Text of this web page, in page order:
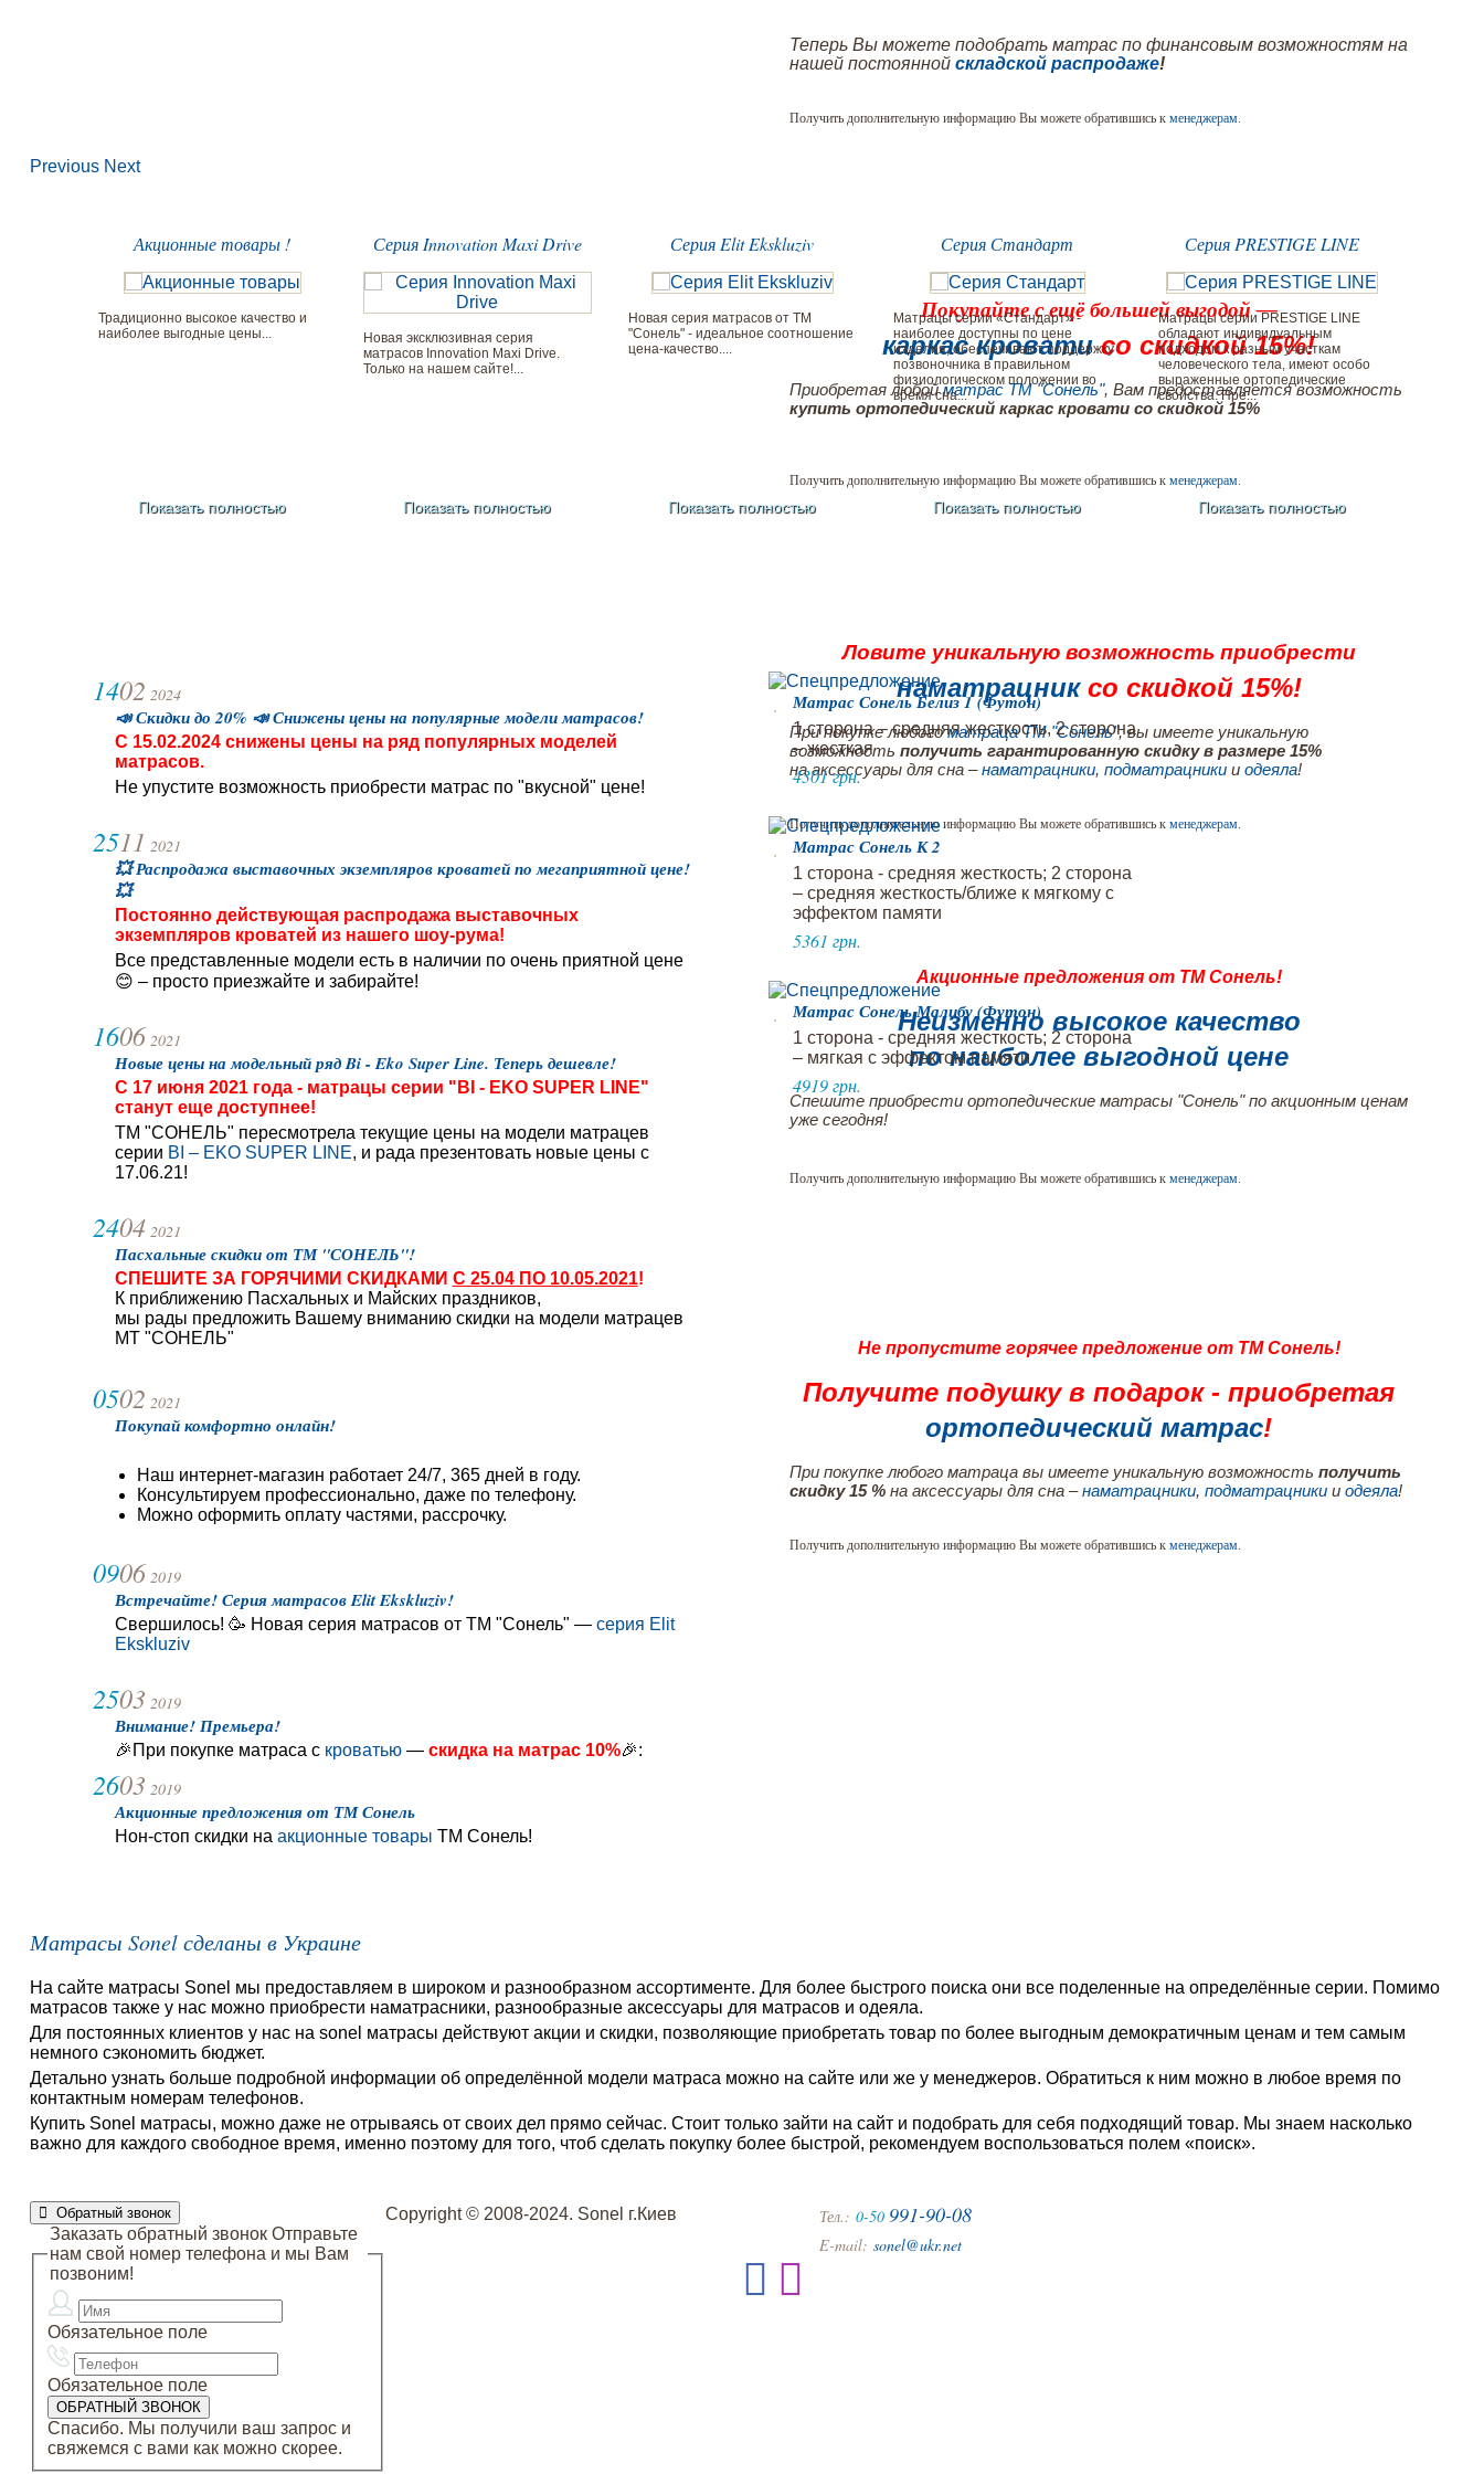
Теперь Вы можете подобрать матрас по финансовым возможностям на
нашей постоянной складской распродаже!
Получить дополнительную информацию Вы можете обратившись кменеджерам
Покупайте с ещё большей выгодой —
каркас кроватисо скидкой 15%!
Приобретая любойматрас ТМ "Сонель", Вам предоставляется возможность
купить ортопедический каркас кровати со скидкой 15%
Получить дополнительную информацию Вы можете обратившись кменеджерам
Ловите уникальную возможность приобрести
наматрацник со скидкой 15%!
При покупке любогоматраца ТМ "Сонель", вы имеете уникальную
возможностьполучить гарантированную скидку в размере 15%
на аксессуары для сна –наматрацники,подматрацники иодеяла!
Получить дополнительную информацию Вы можете обратившись кменеджерам
Акционные предложения от ТМ Сонель!
Неизменно высокое качество
по наиболее выгодной цене
Спешите приобрести ортопедические матрасы "Сонель" по акционным ценам
уже сегодня!
Получить дополнительную информацию Вы можете обратившись кменеджерам
Не пропустите горячее предложение от ТМ Сонель!
Получите подушку в подарок - приобретая
ортопедический матрас!
При покупке любого матраца вы имеете уникальную возможностьполучить
скидку 15 % на аксессуары для сна –наматрацники,подматрацники иодеяла!
Получить дополнительную информацию Вы можете обратившись кменеджерам
Previous Next
Акционные товары
Традиционно высокое качество и
наиболее выгодные цены...
Показать полностью
Серия Innovation Maxi Drive
Новая эксклюзивная серия
матрасов Innovation Maxi Drive.
Только на нашем сайте!...
Показать полностью
Серия Elit Ekskluziv
Новая серия матрасов от ТМ
"Сонель" - идеальное соотношение
цена-качество....
Показать полностью
Серия Стандарт
Матрацы серии «Стандарт» -
наиболее доступны по цене
изделия, обеспечивают поддержку
позвоночника в правильном
физиологическом положении во
время сна...
Показать полностью
Серия PRESTIGE LINE
Матрацы серии PRESTIGE LINE
обладают индивидуальным
подходом к разным участкам
человеческого тела, имеют особо
выраженные ортопедические
свойства. Пре...
Показать полностью
1402 2024
📣 Скидки до 20% 📣 Снижены цены на популярные модели матрасов!
С 15.02.2024 снижены цены на ряд популярных моделей
матрасов.
Не упустите возможность приобрести матрас по "вкусной" цене!
2511 2021
💥 Распродажа выставочных экземпляров кроватей по мегаприятной цене!
💥
Постоянно действующая распродажа выставочных
экземпляров кроватей из нашего шоу-рума!
Все представленные модели есть в наличии по очень приятной цене
😊 – просто приезжайте и забирайте!
1606 2021
Новые цены на модельный ряд Bi - Eko Super Line. Теперь дешевле!
C 17 июня 2021 года - матрацы серии "BI - EKO SUPER LINE"
станут еще доступнее!
ТМ "СОНЕЛЬ" пересмотрела текущие цены на модели матрацев
серии BI – EKO SUPER LINE, и рада презентовать новые цены с
17.06.21!
2404 2021
Пасхальные скидки от ТМ "СОНЕЛЬ"!
СПЕШИТЕ ЗА ГОРЯЧИМИ СКИДКАМИ С 25.04 ПО 10.05.2021!
К приближению Пасхальных и Майских праздников,
мы рады предложить Вашему вниманию скидки на модели матрацев
МТ "СОНЕЛЬ"
0502 2021
Покупай комфортно онлайн!
Наш интернет-магазин работает 24/7, 365 дней в году.
Консультируем профессионально, даже по телефону.
Можно оформить оплату частями, рассрочку.
0906 2019
Встречайте! Серия матрасов Elit Ekskluziv!
Свершилось! 🥳 Новая серия матрасов от ТМ "Сонель" — серия Elit
Ekskluziv
2503 2019
Внимание! Премьера!
🎉При покупке матраса с кроватью — скидка на матрас 10%🎉:
2603 2019
Акционные предложения от ТМ Сонель
Нон-стоп скидки на акционные товары ТМ Сонель!
Матрас Сонель Белиз 1 (Футон)
1 сторона – средняя жесткость, 2 сторона
– жесткая
4301 грн.
Матрас Сонель К 2
1 сторона - средняя жесткость; 2 сторона
– средняя жесткость/ближе к мягкому с
эффектом памяти
5361 грн.
Матрас Сонель Малибу (Футон)
1 сторона - средняя жесткость; 2 сторона
– мягкая с эффектом памяти
4919 грн.
Матрасы Sonel сделаны в Украине
На сайте матрасы Sonel мы предоставляем в широком и разнообразном ассортименте. Для более быстрого поиска они все поделенные на определённые серии. Помимо
матрасов также у нас можно приобрести наматрасники, разнообразные аксессуары для матрасов и одеяла.
Для постоянных клиентов у нас на sonel матрасы действуют акции и скидки, позволяющие приобретать товар по более выгодным демократичным ценам и тем самым
немного сэкономить бюджет.
Детально узнать больше подробной информации об определённой модели матраса можно на сайте или же у менеджеров. Обратиться к ним можно в любое время по
контактным номерам телефонов.
Купить Sonel матрасы, можно даже не отрываясь от своих дел прямо сейчас. Стоит только зайти на сайт и подобрать для себя подходящий товар. Мы знаем насколько
важно для каждого свободное время, именно поэтому для того, чтоб сделать покупку более быстрой, рекомендуем воспользоваться полем «поиск».
Обратный звонок
Заказать обратный звонокОтправьте
нам свой номер телефона и мы Вам
позвоним!
Обязательное поле
Обязательное поле
Спасибо. Мы получили ваш запрос и
свяжемся с вами как можно скорее.
Copyright © 2008-2024. Sonel г.Киев Тел.: 0-50 991-90-08
E-mail: sonel@ukr.net